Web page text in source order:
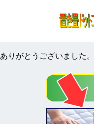
ありがとうございました。